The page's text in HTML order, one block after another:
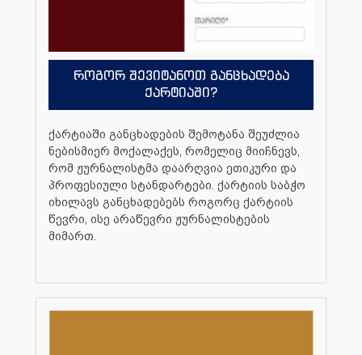
როგორ შევიტანოთ განცხადება
ქარტიაში?
ქარტიაში განცხადების შემოტანა შეუძლია
ნებისმიერ მოქალაქეს, რომელიც მიიჩნევს,
რომ ჟურნალისტმა დაარღვია ეთიკური და
პროფესიული სტანდარტები. ქარტიის საბჭო
იხილავს განცხადებებს როგორც ქარტიის
წევრი, ისე არაწევრი ჟურნალისტების
მიმართ.